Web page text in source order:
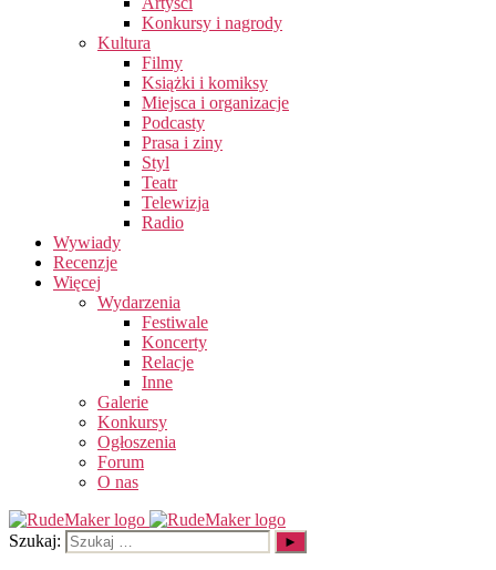
Konkursy i nagrody
Kultura
Filmy
Książki i komiksy
Miejsca i organizacje
Podcasty
Prasa i ziny
Styl
Teatr
Telewizja
Radio
Wywiady
Recenzje
Więcej
Wydarzenia
Festiwale
Koncerty
Relacje
Inne
Galerie
Konkursy
Ogłoszenia
Forum
O nas
Szukaj: